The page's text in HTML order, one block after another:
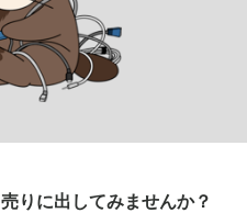
売りに出してみませんか？